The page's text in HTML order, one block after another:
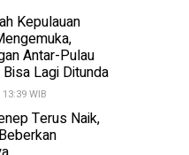
Kepulauan
Antar-Pulau
Bisa Lagi Ditunda
WIB
Terus Naik,